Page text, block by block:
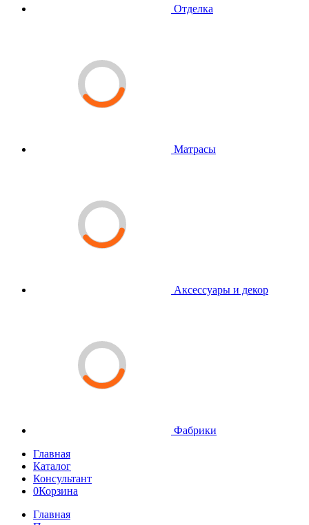
Отделка
Матрасы
Аксессуары и декор
Фабрики
Главная
Каталог
Консультант
0Корзина
Главная